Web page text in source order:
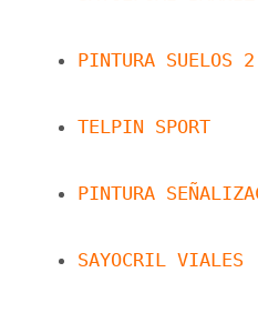
PINTURA SUELOS 2
TELPIN SPORT
PINTURA
SAYOCRIL VIALES